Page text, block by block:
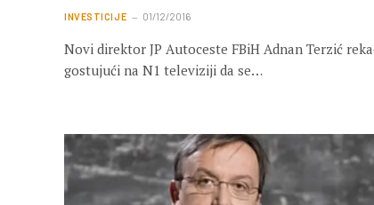
INVESTICIJE 01/12/2016
Novi direktor JP Autoceste FBiH Adnan Terzić
gostujući na N1 televiziji da se…